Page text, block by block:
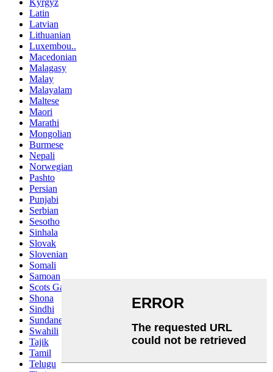
Kyrgyz
Latin
Latvian
Lithuanian
Luxembou..
Macedonian
Malagasy
Malay
Malayalam
Maltese
Maori
Marathi
Mongolian
Burmese
Nepali
Norwegian
Pashto
Persian
Punjabi
Serbian
Sesotho
Sinhala
Slovak
Slovenian
Somali
Samoan
Scots Gaelic
Shona
Sindhi
Sundanese
Swahili
Tajik
Tamil
Telugu